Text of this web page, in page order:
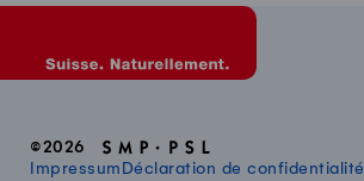
©2026
Impressum Déclaration de confidentialité